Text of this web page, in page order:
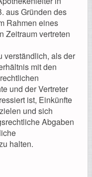
aus Gründen des
Rahmen eines
Zeitraum vertreten
verständlich, als der
mit den
und der Vertreter
ist, Einkünfte
und sich
Abgaben
halten.